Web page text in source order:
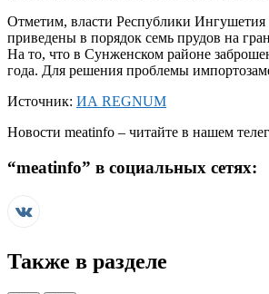
Отметим, власти Республики Ингушетия
приведены в порядок семь прудов на
На то, что в Сунженском районе
года. Для решения проблемы
Источник: ИА REGNUM
Новости meatinfo – читайте в нашем
“meatinfo” в социальных сетях:
Также в разделе